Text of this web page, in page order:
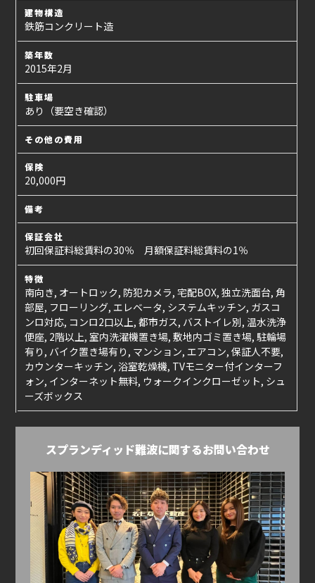
建物構造
鉄筋コンクリート造
築年数
2015年2月
駐車場
あり（要空き確認）
その他の費用
保険
20,000円
備考
保証会社
初回保証料総賃料の30％ 月額保証料総賃料の1％
特徴
南向き, オートロック, 防犯カメラ, 宅配BOX, 独立洗面台, 角
部屋, フローリング, エレベータ, システムキッチン, ガスコ
ンロ対応, コンロ2口以上, 都市ガス, バストイレ別, 温水洗浄
便座, 2階以上, 室内洗濯機置き場, 敷地内ゴミ置き場, 駐輪場
有り, バイク置き場有り, マンション, エアコン, 保証人不要,
カウンターキッチン, 浴室乾燥機, TVモニター付インターフ
ォン, インターネット無料, ウォークインクローゼット, シュ
ーズボックス
スプランディッド難波に関するお問い合わせ